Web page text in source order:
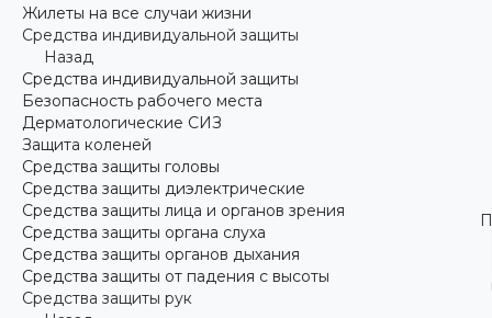
Жилеты на все случаи жизни
Средства индивидуальной защиты
Назад
Средства индивидуальной защиты
Безопасность рабочего места
Дерматологические СИЗ
Защита коленей
Средства защиты головы
Средства защиты диэлектрические
Средства защиты лица и органов зрения
Средства защиты органа слуха
Средства защиты органов дыхания
Средства защиты от падения с высоты
Средства защиты рук